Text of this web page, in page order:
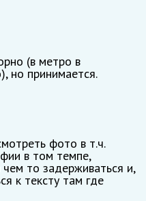
(в метро в
но принимается.
фото в т.ч.
в том темпе,
то задерживаться и,
к тексту там где